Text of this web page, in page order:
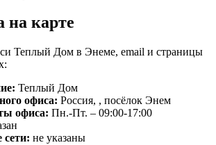
на карте
Теплый Дом в Энеме, email и страницы
Теплый Дом
офиса: Россия, , посёлок Энем
офиса: Пн.-Пт. – 09:00-17:00
не указаны